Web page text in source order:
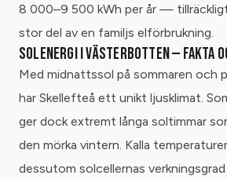
8 000–9 500 kWh per år —
stor del av en familjs elförbrukning.
SOLENERGI I VÄSTERBOTTEN — FAKTA
Med midnattssol på sommaren och
har Skellefteå ett unikt ljusklimat.
ger dock extremt långa soltimmar
den mörka vintern. Kalla
dessutom solcellernas